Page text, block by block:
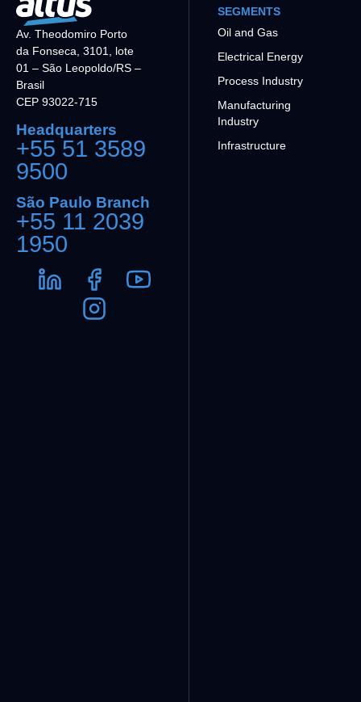
Av. Theodomiro Porto
da Fonseca, 3101, lote
01 – São Leopoldo/RS –
Brasil
CEP 93022-715
Headquarters
+55 51 3589
9500
São Paulo Branch
+55 11 2039
1950
SEGMENTS
Oil and Gas
Electrical Energy
Process Industry
Manufacturing
Industry
Infrastructure